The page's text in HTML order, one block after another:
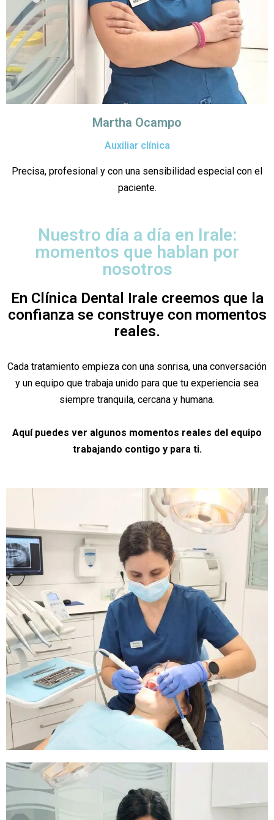
Martha Ocampo
Auxiliar clínica
Precisa, profesional y con una sensibilidad especial con el
paciente.
Nuestro día a día en Irale:
momentos que hablan por
nosotros
En Clínica Dental Irale creemos que la
confianza se construye con momentos
reales.
Cada tratamiento empieza con una sonrisa, una conversación
y un equipo que trabaja unido para que tu experiencia sea
siempre tranquila, cercana y humana.
Aquí puedes ver algunos momentos reales del equipo
trabajando contigo y para ti.